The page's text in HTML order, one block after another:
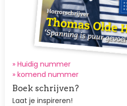
» Huidig nummer
» komend nummer
Boek schrijven?
Laat je inspireren!